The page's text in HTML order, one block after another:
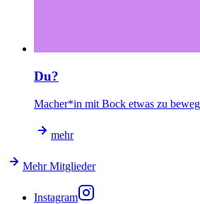
Du?
Macher*in mit Bock etwas zu
mehr
Mehr Mitglieder
Instagram